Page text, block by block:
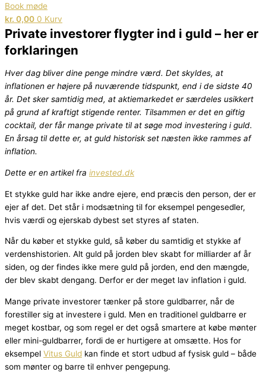
Book møde
kr. 0,00 0 Kurv
Private investorer flygter ind i guld – her er
forklaringen
Hver dag bliver dine penge mindre værd. Det skyldes, at
inflationen er højere på nuværende tidspunkt, end i de sidste 40
år. Det sker samtidig med, at aktiemarkedet er særdeles usikkert
på grund af kraftigt stigende renter. Tilsammen er det en giftig
cocktail, der får mange private til at søge mod investering i guld.
En årsag til dette er, at guld historisk set næsten ikke rammes af
inflation.
Dette er en artikel fra invested.dk
Et stykke guld har ikke andre ejere, end præcis den person, der er
ejer af det. Det står i modsætning til for eksempel pengesedler,
hvis værdi og ejerskab dybest set styres af staten.
Når du køber et stykke guld, så køber du samtidig et stykke af
verdenshistorien. Alt guld på jorden blev skabt for milliarder af år
siden, og der findes ikke mere guld på jorden, end den mængde,
der blev skabt dengang. Derfor er der meget lav inflation i guld.
Mange private investorer tænker på store guldbarrer, når de
forestiller sig at investere i guld. Men en traditionel guldbarre er
meget kostbar, og som regel er det også smartere at købe mønter
eller mini-guldbarrer, fordi de er hurtigere at omsætte. Hos for
eksempel Vitus Guld kan finde et stort udbud af fysisk guld – både
som mønter og barre til enhver pengepung.